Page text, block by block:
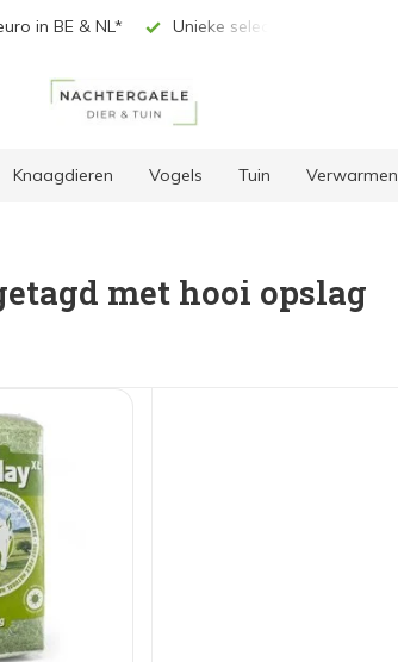
BE & NL* Unieke selectie producten
Knaagdieren Vogels Tuin Verwarmen
met hooi opslag